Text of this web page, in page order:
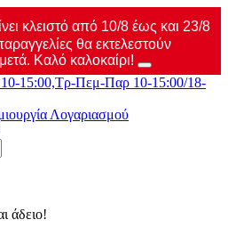
κλειστό από 10/8 έως και 23/8
θα εκτελεστούν
Καλό καλοκαίρι!
10-15:00,Τρ-Πεμ-Παρ 10-15:00/18-
Λογαριασμού
άδειο!